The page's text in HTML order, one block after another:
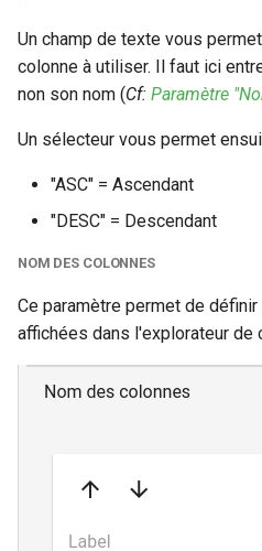
Un champ de texte vous
colonne à utiliser. Il faut ici
non son nom (Cf: Paramètre
Un sélecteur vous permet
"ASC" = Ascendant
"DESC" = Descendant
NOM DES COLONNES
Ce paramètre permet de
affichées dans l'explorateur de